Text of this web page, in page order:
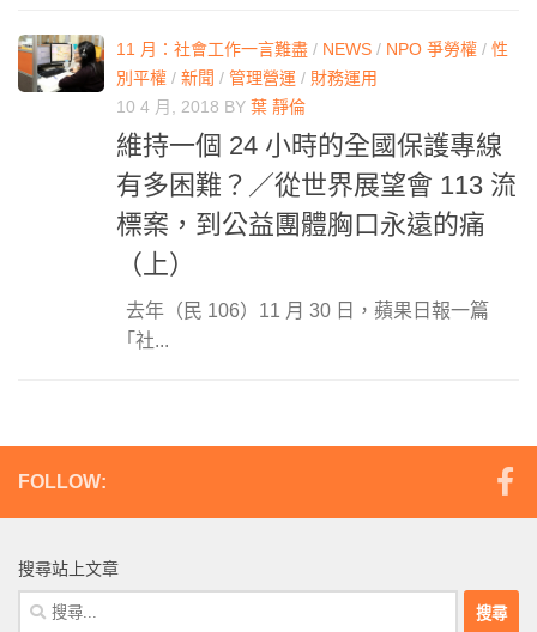
11 月：社會工作一言難盡 / NEWS / NPO 爭勞權 / 性
別平權 / 新聞 / 管理營運 / 財務運用
10 4 月, 2018 BY 葉 靜倫
維持一個 24 小時的全國保護專線
有多困難？／從世界展望會 113 流
標案，到公益團體胸口永遠的痛
（上）
去年（民 106）11 月 30 日，蘋果日報一篇
「社...
FOLLOW:
搜尋站上文章
搜